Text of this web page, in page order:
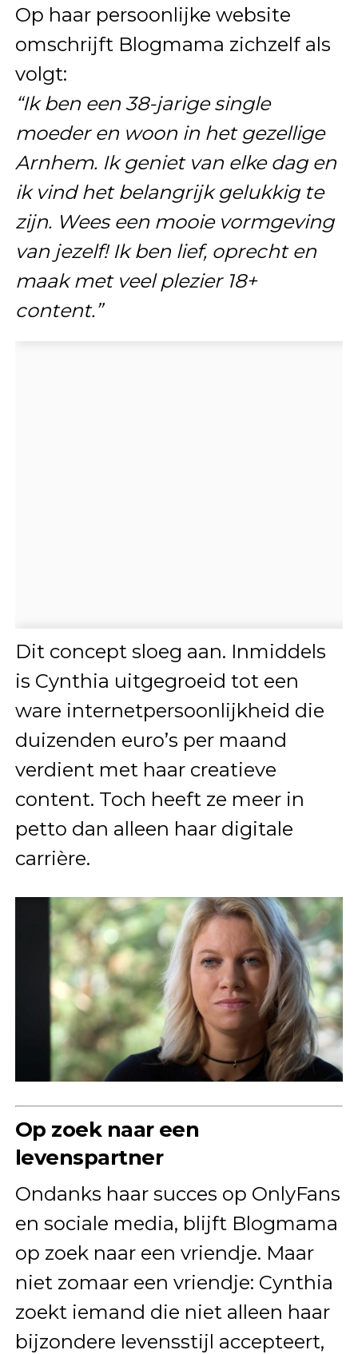
Op haar persoonlijke website
omschrijft Blogmama zichzelf als
volgt:
“Ik ben een 38-jarige single
moeder en woon in het gezellige
Arnhem. Ik geniet van elke dag en
ik vind het belangrijk gelukkig te
zijn. Wees een mooie vormgeving
van jezelf! Ik ben lief, oprecht en
maak met veel plezier 18+
content.”
Dit concept sloeg aan. Inmiddels
is Cynthia uitgegroeid tot een
ware internetpersoonlijkheid die
duizenden euro’s per maand
verdient met haar creatieve
content. Toch heeft ze meer in
petto dan alleen haar digitale
carrière.
Op zoek naar een
levenspartner
Ondanks haar succes op OnlyFans
en sociale media, blijft Blogmama
op zoek naar een vriendje. Maar
niet zomaar een vriendje: Cynthia
zoekt iemand die niet alleen haar
bijzondere levensstijl accepteert,